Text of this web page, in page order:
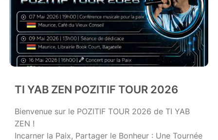
TI YAB ZEN POZITIF TOUR 2026
Bienvenue sur le POZITIF TOUR 2026 de TI YAB
ZEN !
Incarner la Paix, Partager le Bonheur : Une Tournée